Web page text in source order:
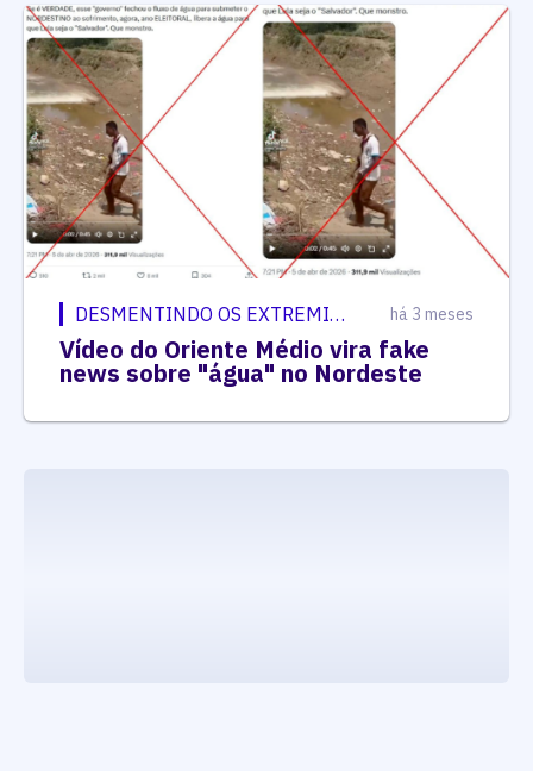
DESMENTINDO OS EXTREMISTAS há 3 meses
Vídeo do Oriente Médio vira fake
news sobre "água" no Nordeste